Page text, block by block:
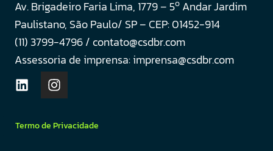
Av. Brigadeiro Faria Lima, 1779 – 5o Andar Jardim
Paulistano, São Paulo/ SP – CEP: 01452-914
(11) 3799-4796 / contato@csdbr.com
Assessoria de imprensa: imprensa@csdbr.com
Termo de Privacidade